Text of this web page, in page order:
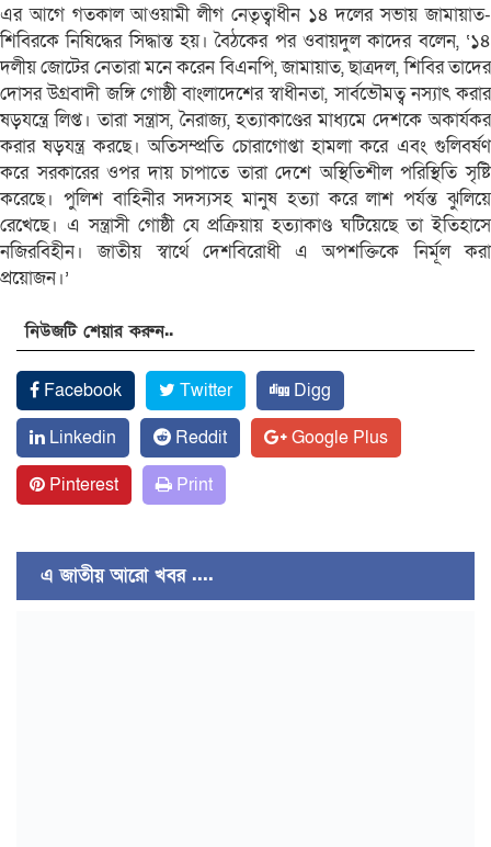
এর আগে গতকাল আওয়ামী লীগ নেতৃত্বাধীন ১৪ দলের সভায় জামায়াত-
শিবিরকে নিষিদ্ধের সিদ্ধান্ত হয়। বৈঠকের পর ওবায়দুল কাদের বলেন, ‘১৪
দলীয় জোটের নেতারা মনে করেন বিএনপি, জামায়াত, ছাত্রদল, শিবির তাদের
দোসর উগ্রবাদী জঙ্গি গোষ্ঠী বাংলাদেশের স্বাধীনতা, সার্বভৌমত্ব নস্যাৎ করার
ষড়যন্ত্রে লিপ্ত। তারা সন্ত্রাস, নৈরাজ্য, হত্যাকাণ্ডের মাধ্যমে দেশকে অকার্যকর
করার ষড়যন্ত্র করছে। অতিসম্প্রতি চোরাগোপ্তা হামলা করে এবং গুলিবর্ষণ
করে সরকারের ওপর দায় চাপাতে তারা দেশে অস্থিতিশীল পরিস্থিতি সৃষ্টি
করেছে। পুলিশ বাহিনীর সদস্যসহ মানুষ হত্যা করে লাশ পর্যন্ত ঝুলিয়ে
রেখেছে। এ সন্ত্রাসী গোষ্ঠী যে প্রক্রিয়ায় হত্যাকাণ্ড ঘটিয়েছে তা ইতিহাসে
নজিরবিহীন। জাতীয় স্বার্থে দেশবিরোধী এ অপশক্তিকে নির্মূল করা
প্রয়োজন।’
নিউজটি শেয়ার করুন..
Facebook Twitter
Digg
Linkedin
Reddit
Google Plus
Pinterest
Print
এ জাতীয় আরো খবর ....